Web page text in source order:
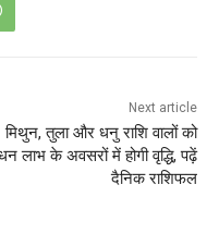
Next article
मिथुन, तुला और धनु राशि वालों को
लाभ के अवसरों में होगी वृद्धि, पढ़ें
दैनिक राशिफल